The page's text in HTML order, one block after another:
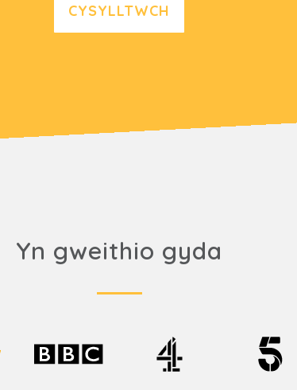
CYSYLLTWCH
Yn gweithio gyda